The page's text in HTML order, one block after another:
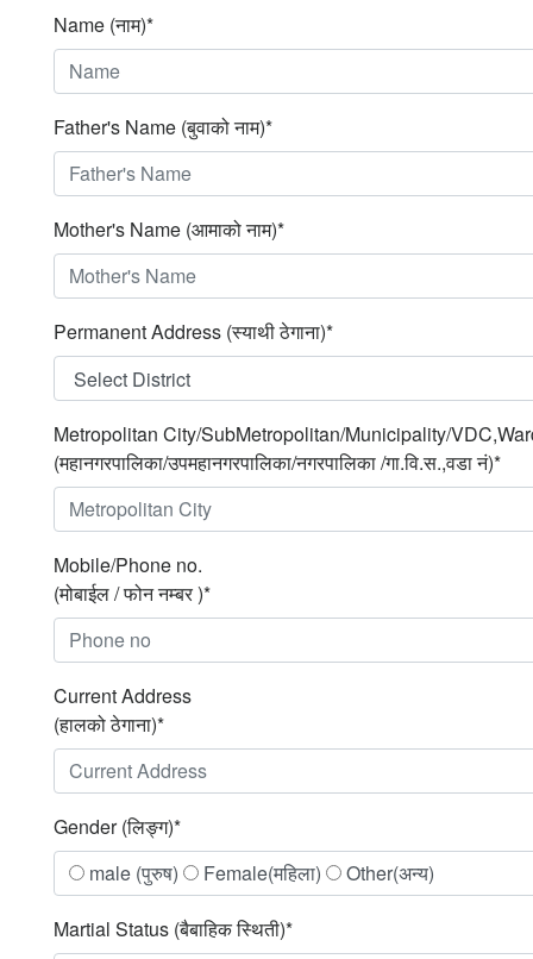
Name (नाम)*
Father's Name (बुवाको नाम)*
Mother's Name (आमाको नाम)*
Permanent Address (स्याथी ठेगाना)*
Metropolitan City/SubMetropolitan/Municipality/
(महानगरपालिका/उपमहानगरपालिका/नगरपालिका /गा.वि.स.,वडा नं)*
Mobile/Phone no.
(मोबाईल / फोन नम्बर )*
Current Address
(हालको ठेगाना)*
Gender (लिङ्ग)*
male (पुरुष)
Female(महिला) Other(अन्य)
Martial Status (बैबाहिक स्थिती)*